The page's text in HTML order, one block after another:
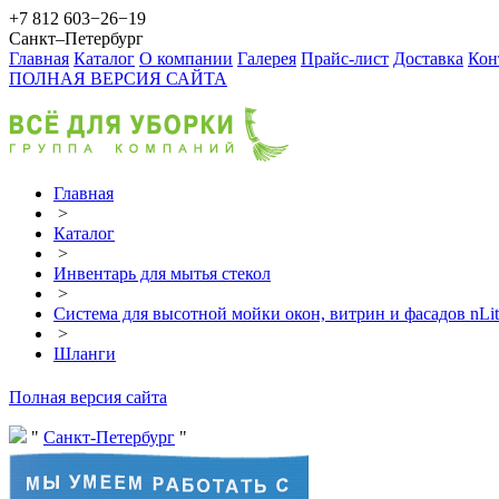
+7 812 603−26−19
Санкт–Петербург
Главная Каталог О компании Галерея Прайс-лист Доставка
ПОЛНАЯ ВЕРСИЯ САЙТА
Главная
>
Каталог
>
Инвентарь для мытья стекол
>
Система для высотной мойки окон, витрин и фасадов
>
Шланги
Полная версия сайта
Санкт-Петербург